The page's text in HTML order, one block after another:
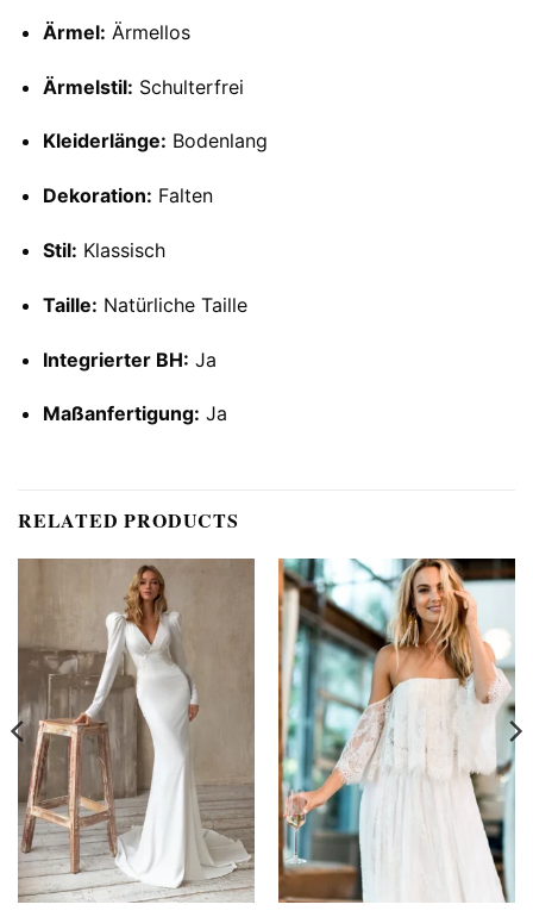
Ärmel: Ärmellos
Ärmelstil: Schulterfrei
Kleiderlänge: Bodenlang
Dekoration: Falten
Stil: Klassisch
Taille: Natürliche Taille
Integrierter BH: Ja
Maßanfertigung: Ja
RELATED PRODUCTS